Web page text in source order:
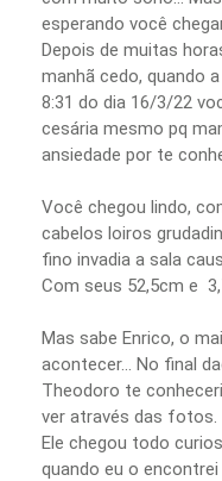
esperando você
Depois de muitas
manhã cedo, quando
8:31 do dia 16/3/22
cesária mesmo pq
ansiedade por te
Você chegou lindo,
cabelos loiros
fino invadia a sala
Com seus 52,5cm e
Mas sabe Enrico, o
acontecer… No final
Theodoro te
ver através das fotos.
Ele chegou todo
quando eu o